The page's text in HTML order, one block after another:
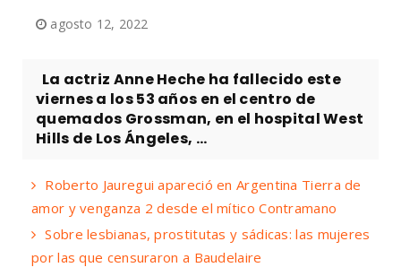
agosto 12, 2022
La actriz Anne Heche ha fallecido este
viernes a los 53 años en el centro de
quemados Grossman, en el hospital West
Hills de Los Ángeles, ...
Roberto Jauregui apareció en Argentina Tierra de
amor y venganza 2 desde el mítico Contramano
Sobre lesbianas, prostitutas y sádicas: las mujeres
por las que censuraron a Baudelaire